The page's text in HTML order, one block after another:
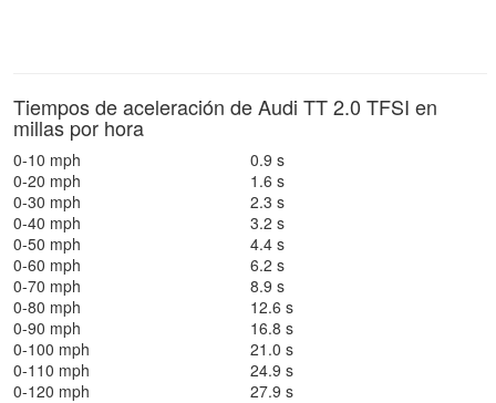
Tiempos de aceleración de Audi TT 2.0 TFSI en
millas por hora
0-10 mph
0.9 s
0-20 mph
1.6 s
0-30 mph
2.3 s
0-40 mph
3.2 s
0-50 mph
4.4 s
0-60 mph
6.2 s
0-70 mph
8.9 s
0-80 mph
12.6 s
0-90 mph
16.8 s
0-100 mph
21.0 s
0-110 mph
24.9 s
0-120 mph
27.9 s